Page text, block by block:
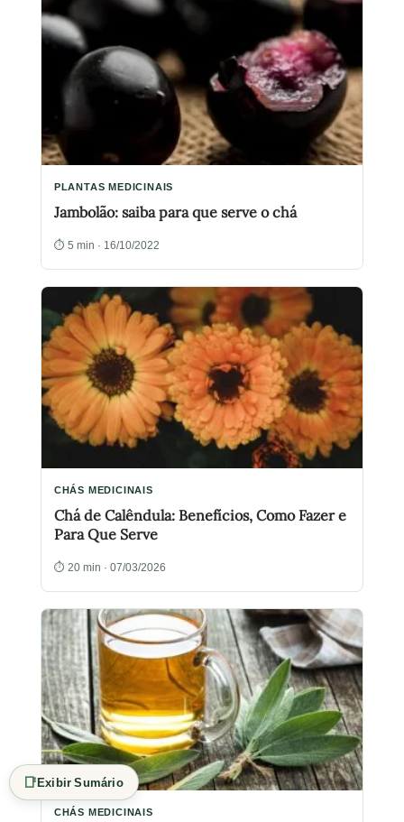
PLANTAS MEDICINAIS
Jambolão: saiba para que serve o chá
⏱ 5 min · 16/10/2022
CHÁS MEDICINAIS
Chá de Calêndula: Benefícios, Como Fazer e
Para Que Serve
⏱ 20 min · 07/03/2026
CHÁS MEDICINAIS
📑Exibir Sumário